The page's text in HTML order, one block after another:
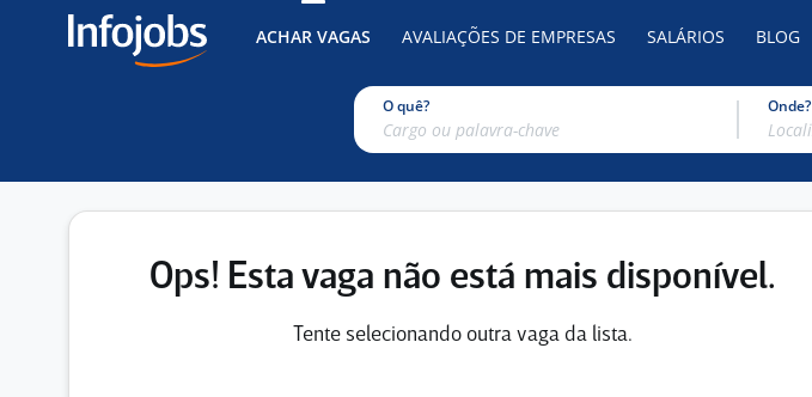
ACHAR VAGAS AVALIAÇÕES DE EMPRESAS SALÁRIOS BLOG
O quê? Onde?
Ops! Esta vaga não está mais disponível.
Tente selecionando outra vaga da lista.